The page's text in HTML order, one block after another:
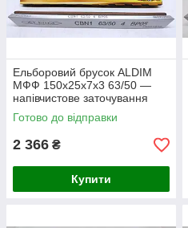
Ельборовий брусок ALDIM
МФФ 150х25х7х3 63/50 —
напівчистове заточування
Готово до відправки
2 366 ₴
Купити